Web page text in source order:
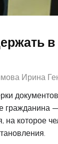
Ирина
гражданина
которое